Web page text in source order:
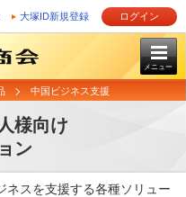
大塚ID新規登録 ログイン
メニュー
中国ビジネス支援
様向け
ン
ネスを支援する各種ソリュー